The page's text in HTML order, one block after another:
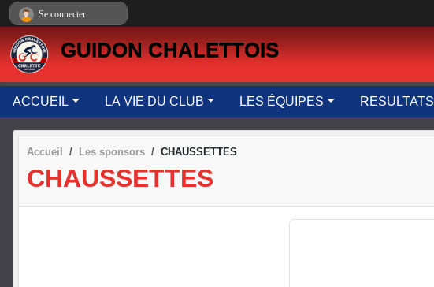
GUIDON CHALETTOIS
ACCUEIL LA VIE DU CLUB LES ÉQUIPES RESULTATS
Accueil Les sponsors CHAUSSETTES
CHAUSSETTES
Se connecter
Panneau de gestion des cookies